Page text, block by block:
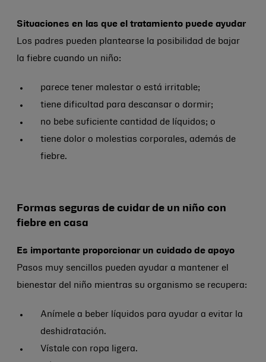
Situaciones en las que el tratamiento puede ayudar
Los padres pueden plantearse la posibilidad de bajar
la fiebre cuando un niño:
parece tener malestar o está irritable;
tiene dificultad para descansar o dormir;
no bebe suficiente cantidad de líquidos; o
tiene dolor o molestias corporales, además de
fiebre.
Formas seguras de cuidar de un niño con
fiebre en casa
Es importante proporcionar un cuidado de apoyo
Pasos muy sencillos pueden ayudar a mantener el
bienestar del niño mientras su organismo se recupera:
Anímele a beber líquidos para ayudar a evitar la
deshidratación.
Vístale con ropa ligera.